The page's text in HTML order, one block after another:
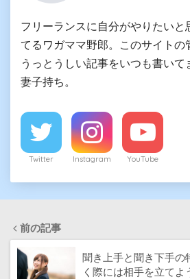
フリーランスに自分がやりたいと
てるワガママ野郎。このサイトの
うっとうしい記事をいつも書いて
妻子持ち。
Twitter Instagram YouTube
前の記事
聞き上手と聞き下手
く際には相手を立てよ